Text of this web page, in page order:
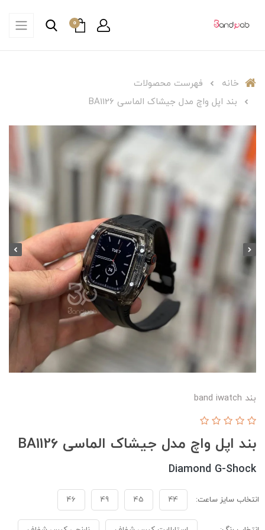
0
خانه
فهرست محصولات
بند اپل واچ مدل جیشاک الماسی BA1126
بند band iwatch
بند اپل واچ مدل جیشاک الماسی BA1126
Diamond G-Shock
انتخاب سایز ساعت: 44
45
49
46